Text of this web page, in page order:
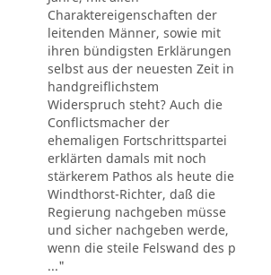
Charaktereigenschaften der
leitenden Männer, sowie mit
ihren bündigsten Erklärungen
selbst aus der neuesten Zeit in
handgreiflichstem
Widerspruch steht? Auch die
Conflictsmacher der
ehemaligen Fortschrittspartei
erklärten damals mit noch
stärkerem Pathos als heute die
Windthorst-Richter, daß die
Regierung nachgeben müsse
und sicher nachgeben werde,
wenn die steile Felswand des p
..."